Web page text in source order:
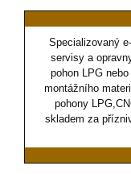
Specializovaný
servisy a
pohon LPG
montážního
pohony
skladem za